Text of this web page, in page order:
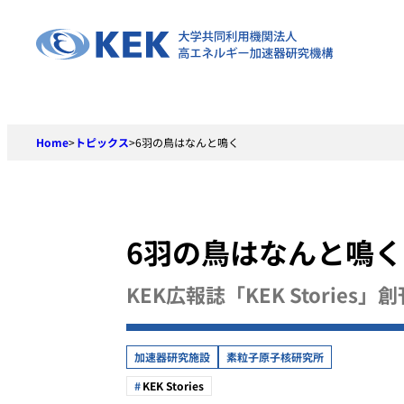
Home>トピックス>6羽の鳥はなんと鳴く
6羽の鳥はなんと鳴く
KEK広報誌「KEK Stories」創
加速器研究施設
素粒子原子核研究所
KEK Stories